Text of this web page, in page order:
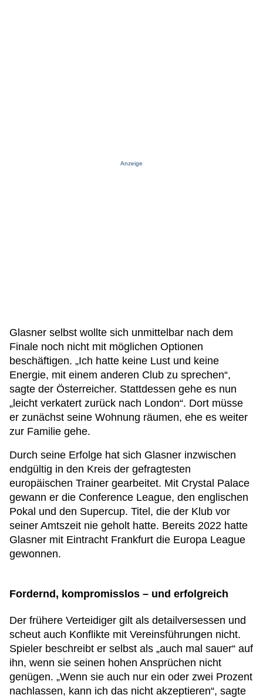
Anzeige
Glasner selbst wollte sich unmittelbar nach dem
Finale noch nicht mit möglichen Optionen
beschäftigen. „Ich hatte keine Lust und keine
Energie, mit einem anderen Club zu sprechen“,
sagte der Österreicher. Stattdessen gehe es nun
„leicht verkatert zurück nach London“. Dort müsse
er zunächst seine Wohnung räumen, ehe es weiter
zur Familie gehe.
Durch seine Erfolge hat sich Glasner inzwischen
endgültig in den Kreis der gefragtesten
europäischen Trainer gearbeitet. Mit Crystal Palace
gewann er die Conference League, den englischen
Pokal und den Supercup. Titel, die der Klub vor
seiner Amtszeit nie geholt hatte. Bereits 2022 hatte
Glasner mit Eintracht Frankfurt die Europa League
gewonnen.
Fordernd, kompromisslos – und erfolgreich
Der frühere Verteidiger gilt als detailversessen und
scheut auch Konflikte mit Vereinsführungen nicht.
Spieler beschreibt er selbst als „auch mal sauer“ auf
ihn, wenn sie seinen hohen Ansprüchen nicht
genügen. „Wenn sie auch nur ein oder zwei Prozent
nachlassen, kann ich das nicht akzeptieren“, sagte